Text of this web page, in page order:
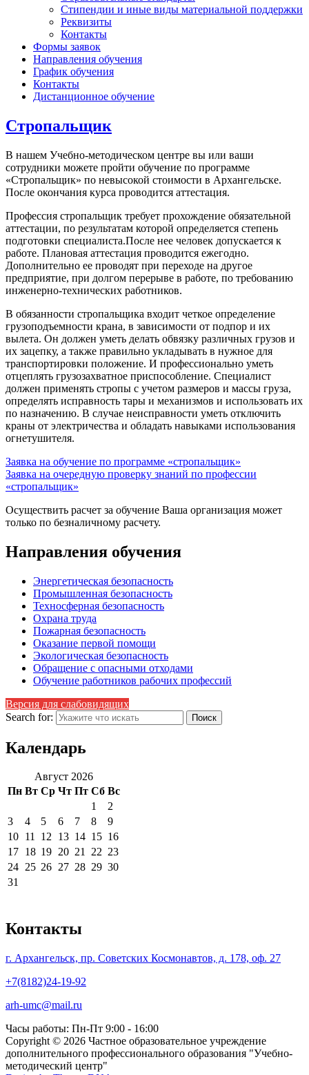
Стипендии и иные виды материальной поддержки
Реквизиты
Контакты
Формы заявок
Направления обучения
График обучения
Контакты
Дистанционное обучение
Стропальщик
В нашем Учебно-методическом центре вы или ваши
сотрудники можете пройти обучение по программе
«Стропальщик» по невысокой стоимости в Архангельске.
После окончания курса проводится аттестация.
Профессия стропальщик требует прохождение обязательной
аттестации, по результатам которой определяется степень
подготовки специалиста.После нее человек допускается к
работе. Плановая аттестация проводится ежегодно.
Дополнительно ее проводят при переходе на другое
предприятие, при долгом перерыве в работе, по требованию
инженерно-технических работников.
В обязанности стропальщика входит четкое определение
грузоподъемности крана, в зависимости от подпор и их
вылета. Он должен уметь делать обвязку различных грузов и
их зацепку, а также правильно укладывать в нужное для
транспортировки положение. И профессионально уметь
отцеплять грузозахватное приспособление. Специалист
должен применять стропы с учетом размеров и массы груза,
определять исправность тары и механизмов и использовать их
по назначению. В случае неисправности уметь отключить
краны от электричества и обладать навыками использования
огнетушителя.
Заявка на обучение по программе «стропальщик»
Заявка на очередную проверку знаний по профессии
«стропальщик»
Осуществить расчет за обучение Ваша организация может
только по безналичному расчету.
Направления обучения
Энергетическая безопасность
Промышленная безопасность
Техносферная безопасность
Охрана труда
Пожарная безопасность
Оказание первой помощи
Экологическая безопасность
Обращение с опасными отходами
Обучение работников рабочих профессий
Версия для слабовидящих
Search for:
Календарь
Август 2026
Пн Вт Ср Чт Пт Сб Вс
1
2
3
4 5 6 7 8
9
10 11 12 13 14 15 16
17 18 19 20 21 22 23
24 25 26 27 28 29 30
31
Контакты
г. Архангельск, пр. Советских Космонавтов, д. 178, оф. 27
+7(8182)24-19-92
arh-umc@mail.ru
Часы работы: Пн-Пт 9:00 - 16:00
Copyright © 2026 Частное образовательное учреждение
дополнительного профессионального образования "Учебно-
методический центр"